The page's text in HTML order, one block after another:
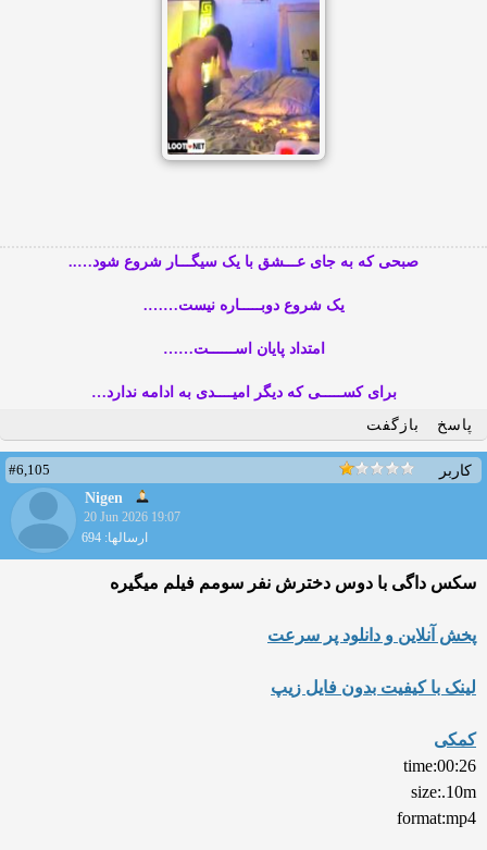
صبحی که به جای عـــشق با یک سیگـــار شروع شود…..
یک شروع دوبـــــاره نیست…….
امتداد پایان اســــــت……
برای کســـــی که دیگر امیــــدی به ادامه ندارد…
پاسخ
بازگفت
کاربر
#6,105
Nigen
20 Jun 2026 19:07
ارسالها: 694
سکس داگی با دوس دخترش نفر سومم فیلم میگیره
پخش آنلاین و دانلود پر سرعت
لینک با کیفیت بدون فایل زیپ
کمکی
time:00:26
size:.10m
format:mp4